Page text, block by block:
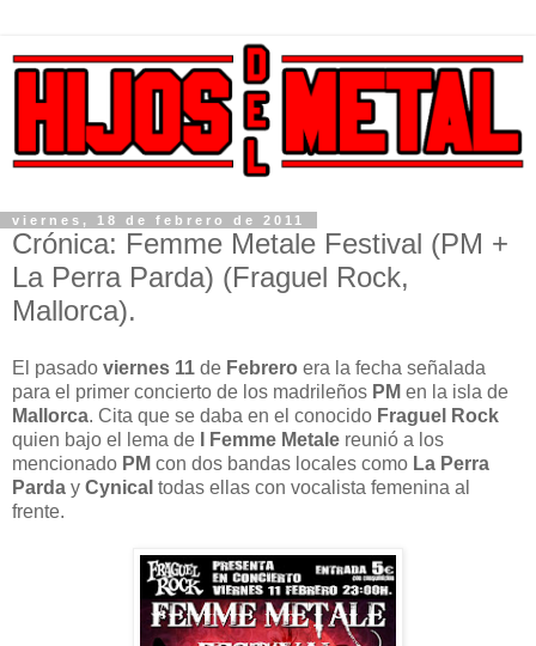
viernes, 18 de febrero de 2011
Crónica: Femme Metale Festival (PM +
La Perra Parda) (Fraguel Rock,
Mallorca).
El pasado viernes 11 de Febrero era la fecha señalada
para el primer concierto de los madrileños PM en la isla de
Mallorca. Cita que se daba en el conocido Fraguel Rock
quien bajo el lema de
I Femme Metale reunió a los
mencionado PM con dos bandas locales como La Perra
Parda y Cynical todas ellas con vocalista femenina al
frente.